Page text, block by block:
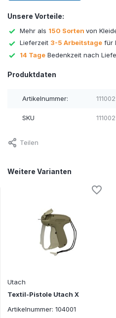
Unsere Vorteile:
Mehr als 150 Sorten von
Lieferzeit 3-5 Arbeitstage für
14 Tage Bedenkzeit nach
Produktdaten
Artikelnummer: 111002
SKU 111002
Teilen
Weitere Varianten
Utach
Textil-Pistole Utach X
Artikelnummer: 104001